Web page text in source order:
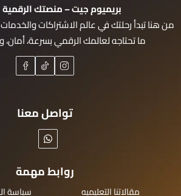
بريميوم جيت – منصتك
من هنا تبدأ رحلتك في عالم الاشتراكات
ما تحتاجه لعالمك الرقمي بسرعة،
تواصل معنا
روابط مهمة
مقالاتنا التعليميه سياسة